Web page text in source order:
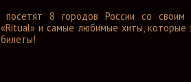
посетят 8 городов России со
и самые любимые хиты, которые